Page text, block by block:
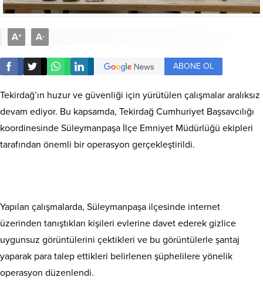
A+ A-
ABONE OL
Tekirdağ’ın huzur ve güvenliği için yürütülen çalışmalar aralıksız
devam ediyor. Bu kapsamda, Tekirdağ Cumhuriyet Başsavcılığı
koordinesinde Süleymanpaşa İlçe Emniyet Müdürlüğü ekipleri
tarafından önemli bir operasyon gerçekleştirildi.
Yapılan çalışmalarda, Süleymanpaşa ilçesinde internet
üzerinden tanıştıkları kişileri evlerine davet ederek gizlice
uygunsuz görüntülerini çektikleri ve bu görüntülerle şantaj
yaparak para talep ettikleri belirlenen şüphelilere yönelik
operasyon düzenlendi.